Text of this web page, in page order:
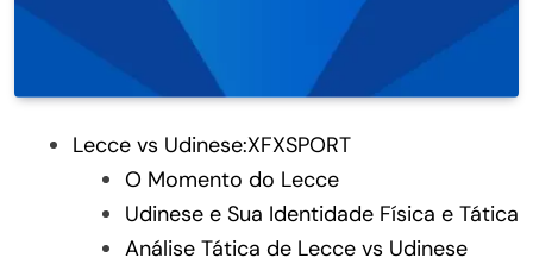
Lecce vs Udinese:XFXSPORT
O Momento do Lecce
Udinese e Sua Identidade Física e Tática
Análise Tática de Lecce vs Udinese